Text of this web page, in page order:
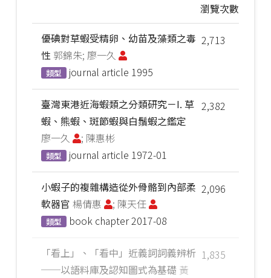
瀏覽次數
2,713
優碘對草蝦受精卵、幼苗及藻類之毒
性 郭錦朱; 廖一久
類型 journal article 1995
2,382
臺灣東港近海蝦類之分類研究－I. 草
蝦、熊蝦、斑節蝦與白鬚蝦之鑑定
廖一久
; 陳惠彬
類型 journal article 1972-01
2,096
小蝦子的複雜構造從外骨骼到內部柔
軟器官 楊倩惠 ; 陳天任
類型 book chapter2017-08
1,835
「看上」、「看中」近義詞詞義辨析
──以語料庫及認知圖式為基礎 黃